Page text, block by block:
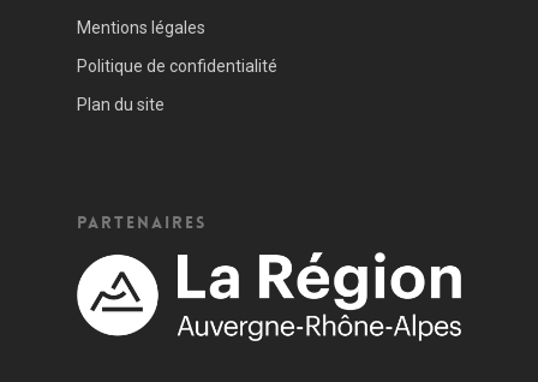
Mentions légales
Politique de confidentialité
Plan du site
Partenaires